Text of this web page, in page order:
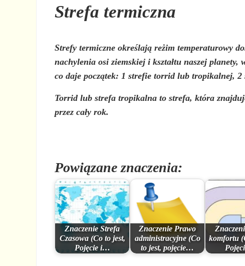
Strefa termiczna
Strefy termiczne określają reżim temperaturowy
nachylenia osi ziemskiej i kształtu naszej
co daje początek: 1 strefie torrid lub tropikalnej,
Torrid lub strefa tropikalna to strefa, która
przez cały rok.
Powiązane znaczenia:
Znaczenie Strefa
Czasowa (Co to jest,
Pojęcie i…
Znaczenie Prawo
administracyjne (Co
to jest, pojęcie…
komfortu